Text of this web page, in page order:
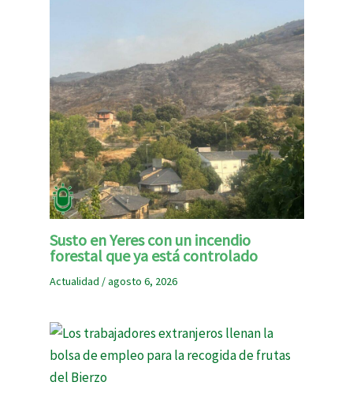
Susto en Yeres con un incendio
forestal que ya está controlado
Actualidad /agosto 6, 2026